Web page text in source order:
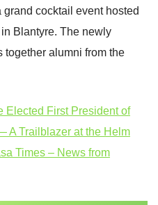
cocktail event hosted
Blantyre. The newly
together alumni from the
Elected First President of
A Trailblazer at the Helm
Times – News from